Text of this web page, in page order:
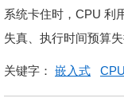
系统卡住时，CPU 利
失真、执行时间预算
关键字： 嵌入式 CPU